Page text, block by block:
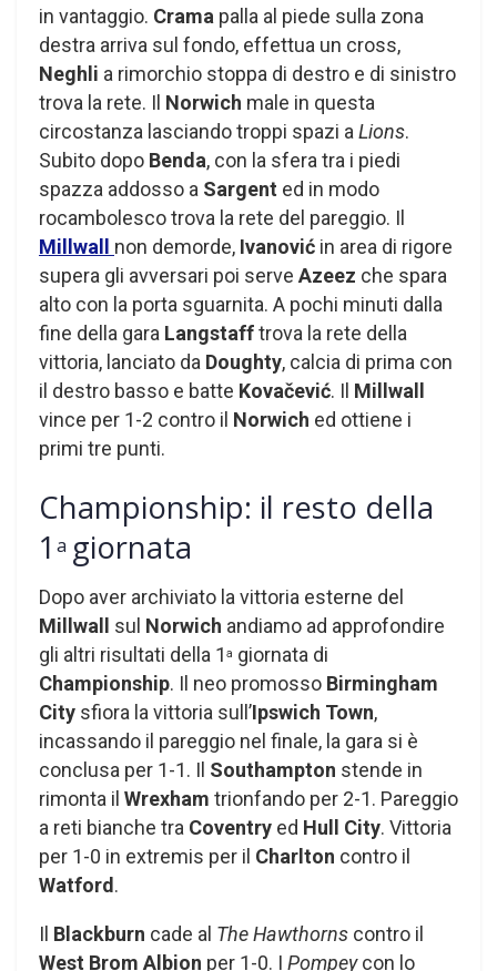
in vantaggio. Crama palla al piede sulla zona
destra arriva sul fondo, effettua un cross,
Neghli a rimorchio stoppa di destro e di sinistro
trova la rete. Il Norwich male in questa
circostanza lasciando troppi spazi a Lions.
Subito dopo Benda, con la sfera tra i piedi
spazza addosso a Sargent ed in modo
rocambolesco trova la rete del pareggio. Il
Millwall non demorde, Ivanović in area di rigore
supera gli avversari poi serve Azeez che spara
alto con la porta sguarnita. A pochi minuti dalla
fine della gara Langstafftrova la rete della
vittoria, lanciato da Doughty, calcia di prima con
il destro basso e batte Kovačević. Il Millwall
vince per 1-2 contro il Norwich ed ottiene i
primi tre punti.
Championship: il resto della
1 a giornata
Dopo aver archiviato la vittoria esterne del
Millwall sul Norwich andiamo ad approfondire
gli altri risultati della 1 a giornata di
Championship. Il neo promosso Birmingham
City sfiora la vittoria sull’Ipswich Town,
incassando il pareggio nel finale, la gara si è
conclusa per 1-1. Il Southampton stende in
rimonta il Wrexham trionfando per 2-1. Pareggio
a reti bianche tra Coventry ed Hull City. Vittoria
per 1-0 in extremis per il Charlton contro il
Watford .
Il Blackburn cade al The Hawthorns contro il
West Brom Albion per 1-0. I Pompeycon lo